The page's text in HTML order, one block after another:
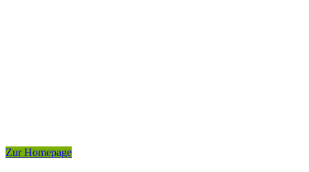
Zur Homepage